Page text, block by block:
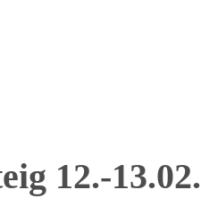
12.-13.02.